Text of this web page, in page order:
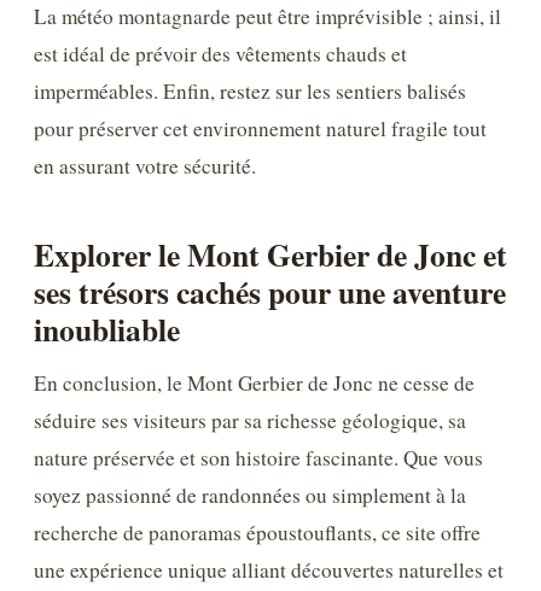
La météo montagnarde peut être imprévisible ; ainsi, il
est idéal de prévoir des vêtements chauds et
imperméables. Enfin, restez sur les sentiers balisés
pour préserver cet environnement naturel fragile tout
en assurant votre sécurité.
Explorer le Mont Gerbier de Jonc et
ses trésors cachés pour une aventure
inoubliable
En conclusion, le Mont Gerbier de Jonc ne cesse de
séduire ses visiteurs par sa richesse géologique, sa
nature préservée et son histoire fascinante. Que vous
soyez passionné de randonnées ou simplement à la
recherche de panoramas époustouflants, ce site offre
une expérience unique alliant découvertes naturelles et